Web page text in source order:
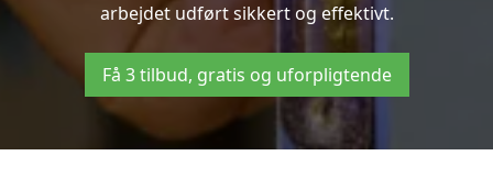
arbejdet udført sikkert og effektivt.
Få 3 tilbud, gratis og uforpligtende